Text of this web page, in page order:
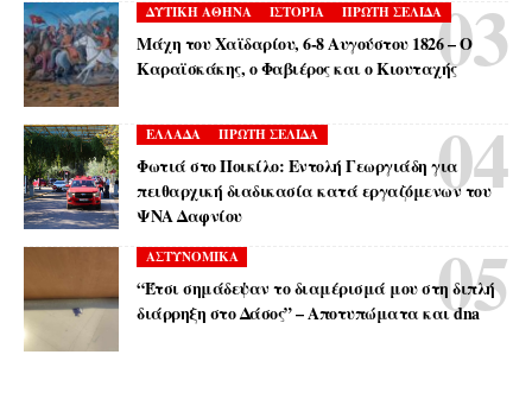
ΔΥΤΙΚΗ ΑΘΗΝΑ ΙΣΤΟΡΙΑ ΠΡΩΤΗ ΣΕΛΙΔΑ
Μάχη του Χαϊδαρίου, 6-8 Αυγούστου 1826 – Ο
Καραϊσκάκης, ο Φαβιέρος και ο Κιουταχής
ΕΛΛΑΔΑ ΠΡΩΤΗ ΣΕΛΙΔΑ
Φωτιά στο Ποικίλο: Εντολή Γεωργιάδη για
πειθαρχική διαδικασία κατά εργαζόμενων του
ΨΝΑ Δαφνίου
ΑΣΤΥΝΟΜΙΚΑ
“Έτσι σημάδεψαν το διαμέρισμά μου στη διπλή
διάρρηξη στο Δάσος” – Αποτυπώματα και dna